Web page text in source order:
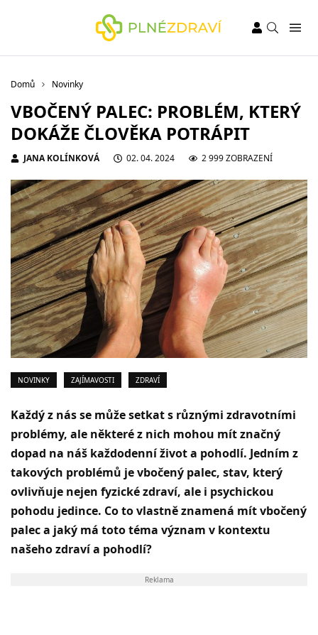
Domů Novinky
VBOČENÝ PALEC: PROBLÉM, KTERÝ
DOKÁŽE ČLOVĚKA POTRÁPIT
JANA KOLÍNKOVÁ 02. 04. 2024 2 999 ZOBRAZENÍ
NOVINKY ZAJÍMAVOSTI ZDRAVÍ
Každý z nás se může setkat s různými zdravotními
problémy, ale některé z nich mohou mít značný
dopad na náš každodenní život a pohodlí. Jedním z
takových problémů je vbočený palec, stav, který
ovlivňuje nejen fyzické zdraví, ale i psychickou
pohodu jedince. Co to vlastně znamená mít vbočený
palec a jaký má toto téma význam v kontextu
našeho zdraví a pohodlí?
Reklama